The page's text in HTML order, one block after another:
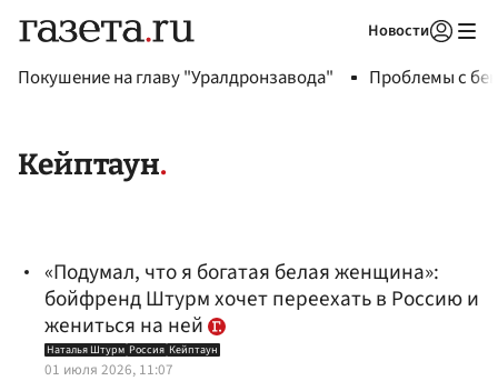
Новости
Покушение на главу "Уралдронзавода" Проблемы с
Кейптаун
«Подумал, что я богатая белая женщина»:
бойфренд Штурм хочет переехать в Россию и
жениться на ней
Наталья Штурм Россия Кейптаун
01 июля 2026, 11:07